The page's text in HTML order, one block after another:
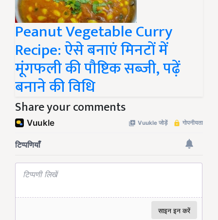
Peanut Vegetable Curry
Recipe: ऐसे बनाएं मिनटों में
मूंगफली की पौष्टिक सब्जी, पढ़ें
बनाने की विधि
Share your comments